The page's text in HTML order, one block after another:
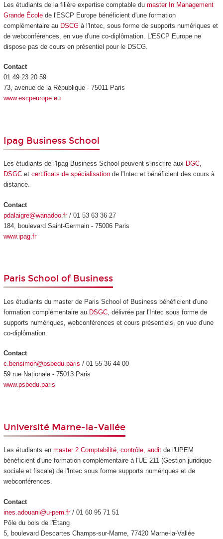
Les étudiants de la filière expertise comptable du master In Management
Grande Écolede l'ESCP Europe bénéficient d'une formation
complémentaire au DSCGà l'Intec, sous forme de supports numériques et
de webconférences, en vue d'une co-diplômation. L'ESCP Europe ne
dispose pas de cours en présentiel pour le DSCG.
Contact
01 49 23 20 59
73, avenue de la République - 75011 Paris
www.escpeurope.eu
Ipag Business School
Les étudiants de l'Ipag Business School peuvent s'inscrire aux DGC,
DSGCet certificats de spécialisationde l'Intec et bénéficient des cours à
distance.
Contact
pdalaigre@wanadoo.fr/ 01 53 63 36 27
184, boulevard Saint-Germain - 75006 Paris
www.ipag.fr
Paris School of Business
Les étudiants du master de Paris School of Business bénéficient d'une
formation complémentaire au DSGC, délivrée par l'Intec sous forme de
supports numériques, webconférences et cours présentiels, en vue d'une
co-diplômation.
Contact
c.bensimon@psbedu.paris / 01 55 36 44 00
59 rue Nationale - 75013 Paris
www.psbedu.paris
Université Marne-la-Vallée
Les étudiants en master 2 Comptabilité, contrôle, auditde l'UPEM
bénéficient d'une formation complémentaire à l'UE 211 (Gestion juridique
sociale et fiscale) de l'Intec sous forme supports numériques et de
webconférences.
Contact
ines.adouani@u-pem.fr/ 01 60 95 71 51
Pôle du bois de l'Étang
5, boulevard Descartes Champs-sur-Marne, 77420 Marne-la-Vallée